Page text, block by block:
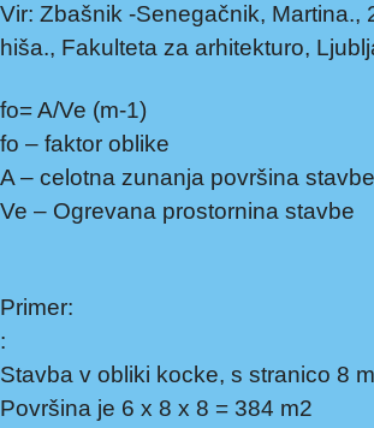
Vir: Zbašnik -Senegačnik, Martina.,
hiša., Fakulteta za arhitekturo,
fo= A/Ve (m-1)
fo – faktor oblike
A – celotna zunanja površina stavbe
Ve – Ogrevana prostornina stavbe
Primer:
:
Stavba v obliki kocke, s stranico 8
Površina je 6 x 8 x 8 = 384 m2